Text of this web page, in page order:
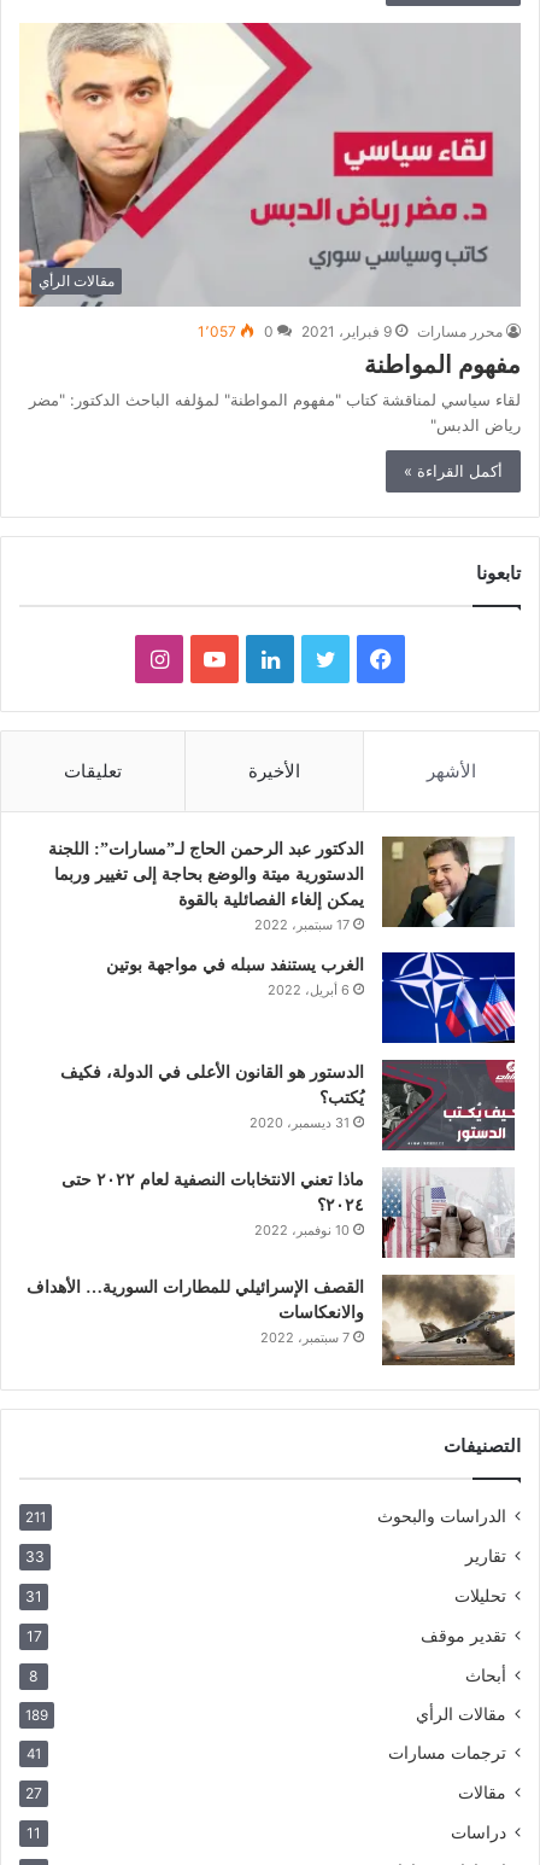
مقالات الرأي
محرر مسارات 9 فبراير، 2021 0 1٬057
مفهوم المواطنة
لقاء سياسي لمناقشة كتاب "مفهوم المواطنة" لمؤلفه الباحث الدكتور: "مضر
رياض الدبس"
أكمل القراءة »
تابعونا
ي
و
ك
و
ر
ي
د
إ
و
و
ب
ن
ق
الأشهر الأخيرة تعليقات
الدكتور عبد الرحمن الحاج لـ”مسارات”: اللجنة
الدستورية ميتة والوضع بحاجة إلى تغيير وربما
يمكن إلغاء الفصائلية بالقوة
17 سبتمبر، 2022
الغرب يستنفد سبله في مواجهة بوتين
6 أبريل، 2022
الدستور هو القانون الأعلى في الدولة، فكيف
يُكتب؟
31 ديسمبر، 2020
ماذا تعني الانتخابات النصفية لعام ٢٠٢٢ حتى
٢٠٢٤؟
10 نوفمبر، 2022
القصف الإسرائيلي للمطارات السورية… الأهداف
والانعكاسات
7 سبتمبر، 2022
التصنيفات
الدراسات والبحوث 211
تقارير 33
تحليلات 31
تقدير موقف 17
أبحاث 8
مقالات الرأي 189
ترجمات مسارات 41
مقالات 27
دراسات 11